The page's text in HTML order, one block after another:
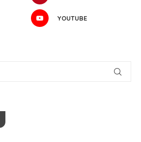
YOUTUBE